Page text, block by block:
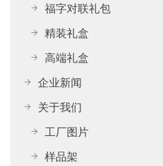
福字对联礼包
精装礼盒
高端礼盒
企业新闻
关于我们
工厂图片
样品架